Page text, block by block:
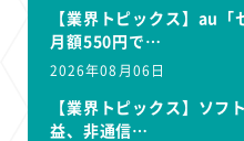
【業界トピックス】au「
月額550円で…
2026年08月06日
【業界トピックス】ソフ
益、非通信…